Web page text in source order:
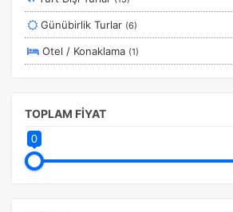
Karadeniz
Marmara
Günübirlik Turlar (6)
Otel / Konaklama (1)
TOPLAM FİYAT
0